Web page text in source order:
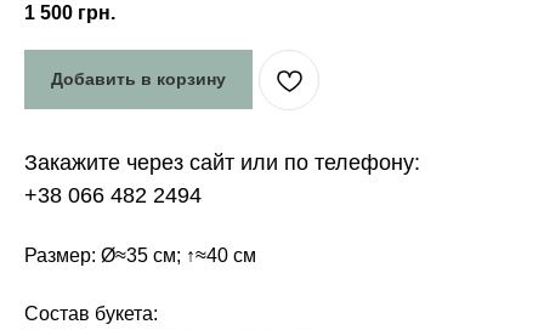
1 500 грн.
Добавить в корзину
Закажите через сайт или по телефону:
+38 066 482 2494
Размер: Ø≈35 см; ↑≈40 см
Состав букета: